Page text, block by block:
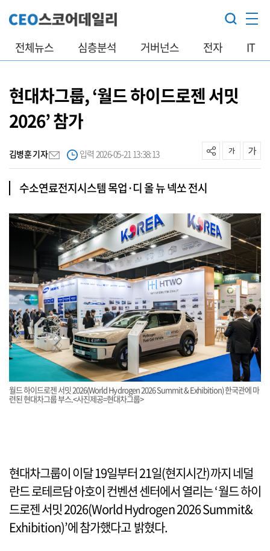
전체뉴스 심층분석 거버넌스 전자 IT
현대차그룹, ‘월드 하이드로젠 서밋
2026’ 참가
김병훈 기자 입력 2026-05-21 13:38:13
수소연료전지시스템 목업·디 올 뉴 넥쏘 전시
월드 하이드로젠 서밋 2026(World Hydrogen 2026 Summit & Exhibition) 한국관에 마
련된 현대차그룹 부스.<사진제공=현대차그룹>
현대차그룹이 이달 19일부터 21일(현지시간)까지 네덜
란드 로테르담 아호이 컨벤션 센터에서 열리는 ‘월드 하이
드로젠 서밋 2026(World Hydrogen 2026 Summit&
Exhibition)’에 참가했다고 밝혔다.